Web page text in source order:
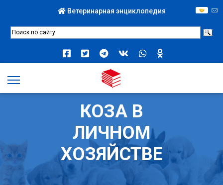
Ветеринарная энциклопедия
КОЗА В
ЛИЧНОМ
ХОЗЯЙСТВЕ